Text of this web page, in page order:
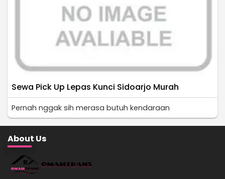
Sewa Pick Up Lepas Kunci Sidoarjo Murah
Pernah nggak sih merasa butuh kendaraan
About Us